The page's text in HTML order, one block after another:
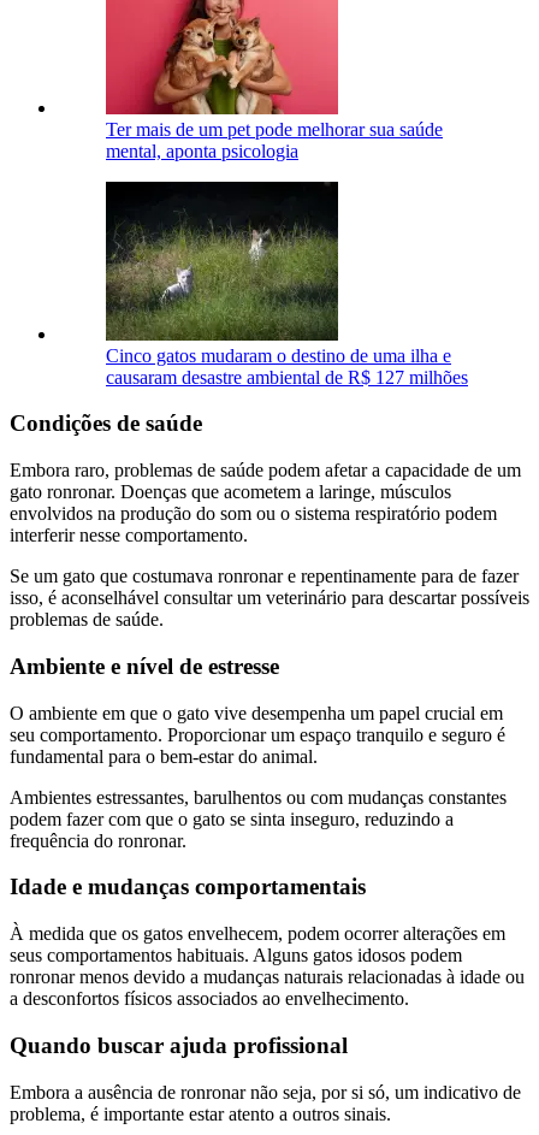
Ter mais de um pet pode melhorar sua saúde
mental, aponta psicologia
Cinco gatos mudaram o destino de uma ilha e
causaram desastre ambiental de R$ 127 milhões
Condições de saúde
Embora raro, problemas de saúde podem afetar a capacidade de um
gato ronronar. Doenças que acometem a laringe, músculos
envolvidos na produção do som ou o sistema respiratório podem
interferir nesse comportamento.
Se um gato que costumava ronronar e repentinamente para de fazer
isso, é aconselhável consultar um veterinário para descartar possíveis
problemas de saúde.
Ambiente e nível de estresse
O ambiente em que o gato vive desempenha um papel crucial em
seu comportamento. Proporcionar um espaço tranquilo e seguro é
fundamental para o bem-estar do animal.
Ambientes estressantes, barulhentos ou com mudanças constantes
podem fazer com que o gato se sinta inseguro, reduzindo a
frequência do ronronar.
Idade e mudanças comportamentais
À medida que os gatos envelhecem, podem ocorrer alterações em
seus comportamentos habituais. Alguns gatos idosos podem
ronronar menos devido a mudanças naturais relacionadas à idade ou
a desconfortos físicos associados ao envelhecimento.
Quando buscar ajuda profissional
Embora a ausência de ronronar não seja, por si só, um indicativo de
problema, é importante estar atento a outros sinais.